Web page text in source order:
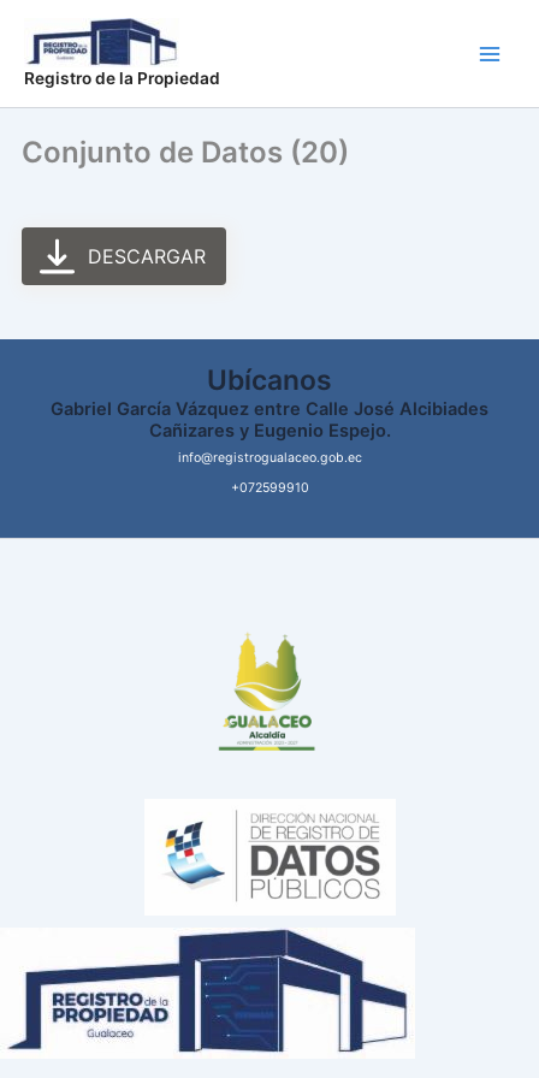
contenido
Registro de la Propiedad
Conjunto de Datos (20)
DESCARGAR
Ubícanos
Gabriel García Vázquez entre Calle José Alcibiades
Cañizares y Eugenio Espejo.
info@registrogualaceo.gob.ec
+072599910